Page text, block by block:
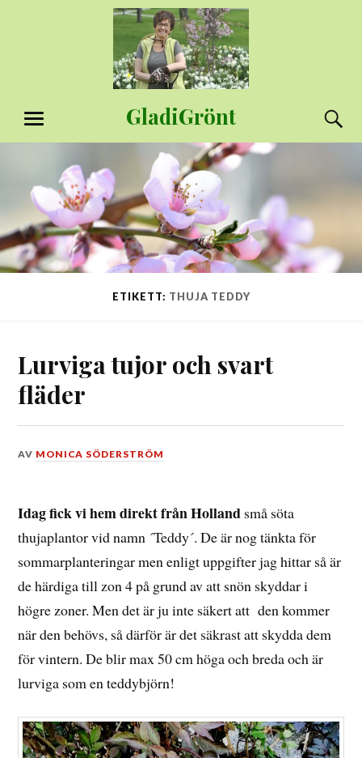
GladiGrönt
MENY
ETIKETT: THUJA TEDDY
Lurviga tujor och svart
fläder
DEN
2015
AV MONICA SÖDERSTRÖM
Idag fick vi hem direkt från Holland små söta
thujaplantor vid namn ´Teddy´. De är nog tänkta för
sommarplanteringar men enligt uppgifter jag hittar så är
de härdiga till zon 4 på grund av att snön skyddar i
högre zoner. Men det är ju inte säkert att den kommer
när den behövs, så därför är det säkrast att skydda dem
för vintern. De blir max 50 cm höga och breda och är
lurviga som en teddybjörn!